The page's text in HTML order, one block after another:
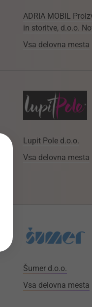
ADRIA MOBIL
in storitve, d.o.o.
Vsa delovna mesta
Lupit Pole d.o.o.
Vsa delovna mesta
Šumer d.o.o.
Vsa delovna mesta